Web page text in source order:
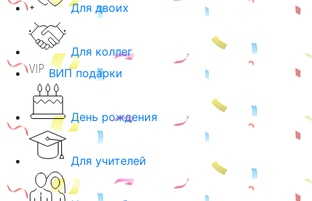
Для двоих
Для коллег
ВИП подарки
День рождения
Для учителей